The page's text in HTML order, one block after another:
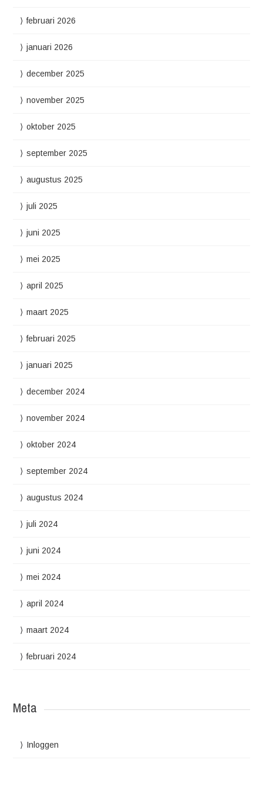
februari 2026
januari 2026
december 2025
november 2025
oktober 2025
september 2025
augustus 2025
juli 2025
juni 2025
mei 2025
april 2025
maart 2025
februari 2025
januari 2025
december 2024
november 2024
oktober 2024
september 2024
augustus 2024
juli 2024
juni 2024
mei 2024
april 2024
maart 2024
februari 2024
Meta
Inloggen